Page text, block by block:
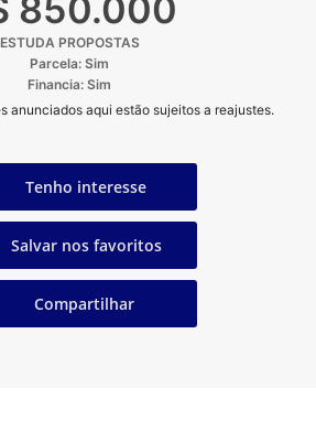
850.000
ESTUDA PROPOSTAS
Parcela: Sim
Financia: Sim
anunciados aqui estão sujeitos a reajustes.
Tenho interesse
Salvar nos favoritos
Compartilhar